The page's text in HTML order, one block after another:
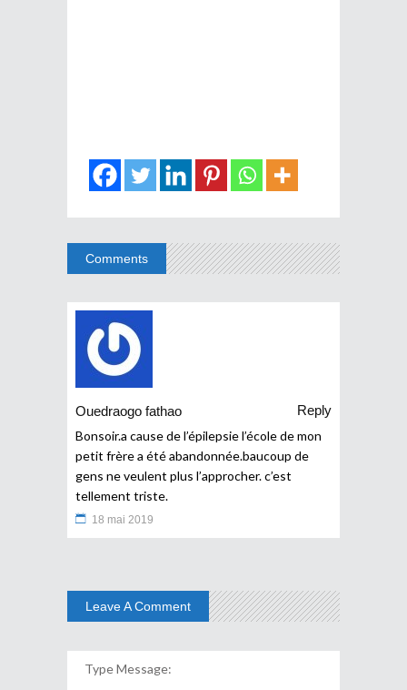
Comments
Ouedraogo fathao
Reply
Bonsoir.a cause de l’épilepsie l’école de mon
petit frère a été abandonnée.baucoup de
gens ne veulent plus l’approcher. c’est
tellement triste.
18 mai 2019
Leave A Comment